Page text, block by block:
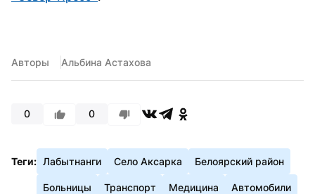
Авторы Альбина Астахова
0 0
Теги: Лабытнанги Село Аксарка Белоярский район
Больницы Транспорт Медицина Автомобили